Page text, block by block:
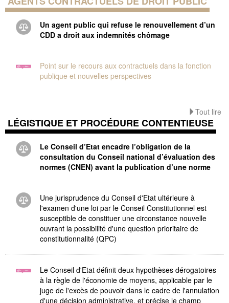
Un agent public qui refuse le renouvellement d’un
CDD a droit aux indemnités chômage
Point sur le recours aux contractuels dans la fonction
publique et nouvelles perspectives
Tout lire
LÉGISTIQUE ET PROCÉDURE CONTENTIEUSE
Le Conseil d’Etat encadre l’obligation de la
consultation du Conseil national d’évaluation des
normes (CNEN) avant la publication d’une norme
Une jurisprudence du Conseil d'Etat ultérieure à
l'examen d'une loi par le Conseil Constitutionnel est
susceptible de constituer une circonstance nouvelle
ouvrant la possibilité d'une question prioritaire de
constitutionnalité (QPC)
Le Conseil d'Etat définit deux hypothèses dérogatoires
à la règle de l'économie de moyens, applicable par le
juge de l'excès de pouvoir dans le cadre de l'annulation
d'une décision administrative, et précise le champ